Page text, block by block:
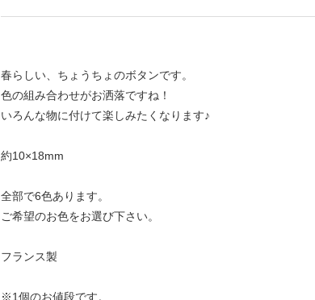
春らしい、ちょうちょのボタンです。
色の組み合わせがお洒落ですね！
いろんな物に付けて楽しみたくなります♪
約10×18mm
全部で6色あります。
ご希望のお色をお選び下さい。
フランス製
※1個のお値段です。